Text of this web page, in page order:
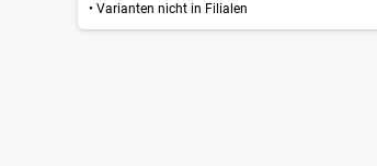
•Varianten nicht in Filialen